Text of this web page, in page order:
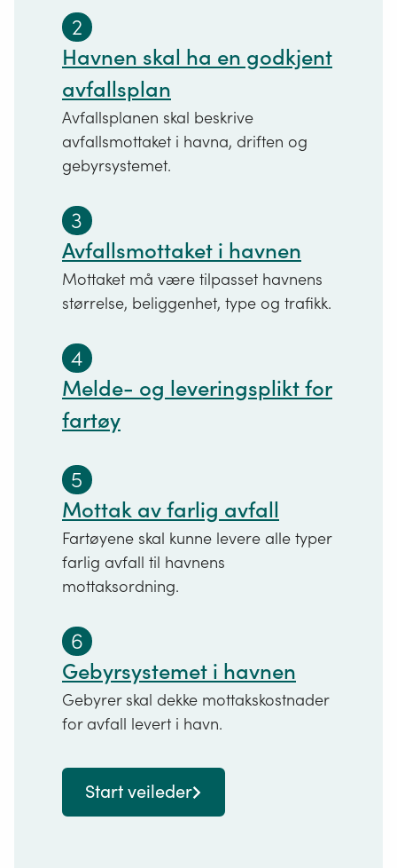
2
Havnen skal ha en godkjent
avfallsplan
Avfallsplanen skal beskrive
avfallsmottaket i havna, driften og
gebyrsystemet.
3
Avfallsmottaket i havnen
Mottaket må være tilpasset havnens
størrelse, beliggenhet, type og trafikk.
4
Melde- og leveringsplikt for
fartøy
5
Mottak av farlig avfall
Fartøyene skal kunne levere alle typer
farlig avfall til havnens
mottaksordning.
6
Gebyrsystemet i havnen
Gebyrer skal dekke mottakskostnader
for avfall levert i havn.
Start veileder